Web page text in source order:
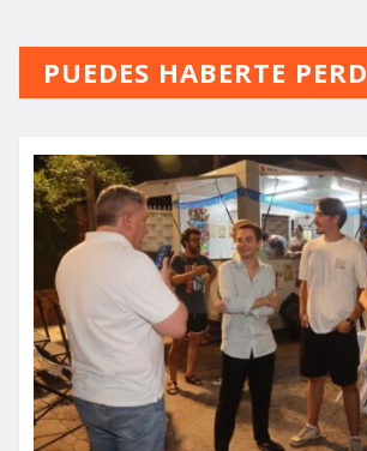
PUEDES HABERTE